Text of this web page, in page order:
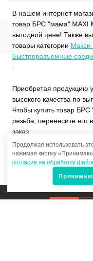
В нашем интернет
товар БРС "мама" MAXI
выгодной цене! Также
товары категории
Быстроразъемные
.
Приобретая продукцию
высокого качества по
Чтобы купить товар
резьба, перенесите его
заказ.
Если у вас остались
телефону+7 (4822)65-
Продолжая использовать
нажимая кнопку
согласие на обработку
Принимаю